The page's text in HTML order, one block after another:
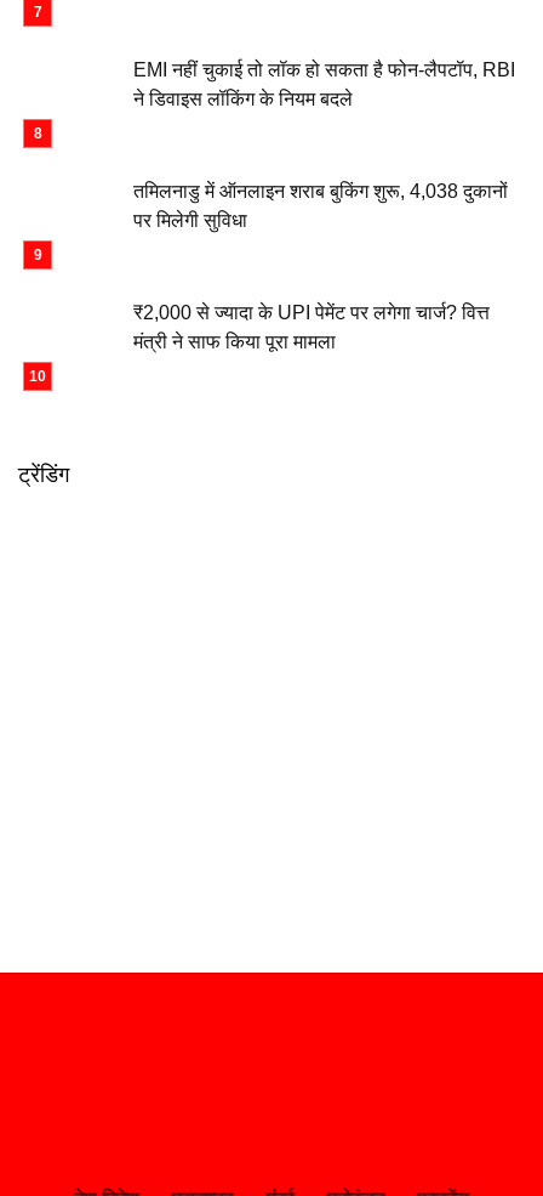
EMI नहीं चुकाई तो लॉक हो सकता है फोन-लैपटॉप, RBI
ने डिवाइस लॉकिंग के नियम बदले
तमिलनाडु में ऑनलाइन शराब बुकिंग शुरू, 4,038 दुकानों
पर मिलेगी सुविधा
₹2,000 से ज्यादा के UPI पेमेंट पर लगेगा चार्ज? वित्त
मंत्री ने साफ किया पूरा मामला
ट्रेंडिंग